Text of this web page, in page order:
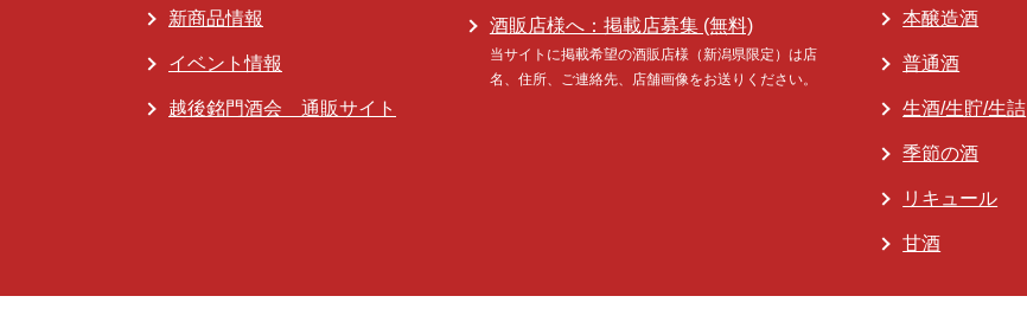
新商品情報
イベント情報
越後銘門酒会 通販サイト
酒販店様へ：掲載店募集 (無料)
当サイトに掲載希望の酒販店様（新潟県限定）は店
名、住所、ご連絡先、店舗画像をお送りください。
本醸造酒
普通酒
生酒/生貯/生詰
季節の酒
リキュール
甘酒